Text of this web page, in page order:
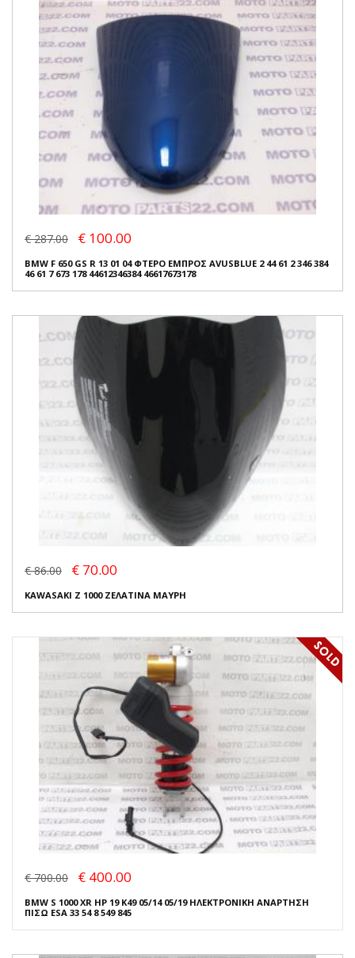
€ 287.00 € 100.00
BMW F 650 GS R 13 01 04 ΦΤΕΡΟ ΕΜΠΡΟΣ AVUSBLUE 2 44 61 2 346 384
46 61 7 673 178 44612346384 46617673178
€ 86.00 € 70.00
KAWASAKI Z 1000 ΖΕΛΑΤΙΝΑ ΜΑΥΡΗ
€ 700.00 € 400.00
BMW S 1000 XR HP 19 K49 05/14 05/19 ΗΛΕΚΤΡΟΝΙΚΗ ΑΝΑΡΤΗΣΗ
ΠΙΣΩ ESA 33 54 8 549 845